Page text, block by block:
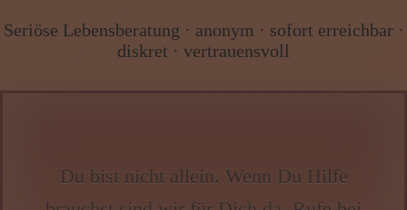
Seriöse Lebensberatung · anonym · sofort erreichbar ·
diskret · vertrauensvoll
Du bist nicht allein. Wenn Du Hilfe